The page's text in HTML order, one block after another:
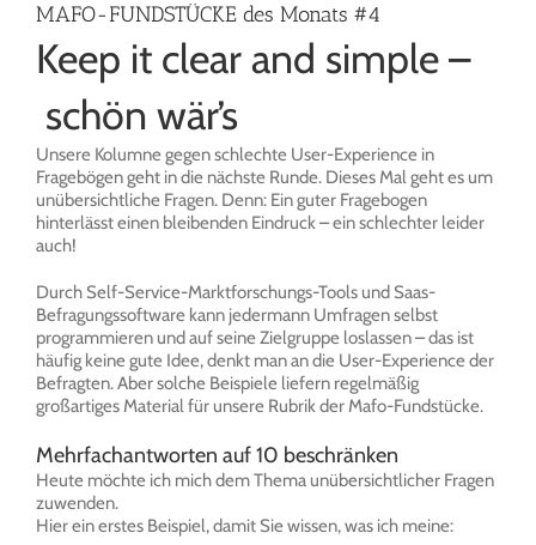
MAFO-FUNDSTÜCKE des Monats #4
Keep it clear and simple –
schön wär’s
Unsere Kolumne gegen schlechte User-Experience in
Fragebögen geht in die nächste Runde. Dieses Mal geht es um
unübersichtliche Fragen. Denn: Ein guter Fragebogen
hinterlässt einen bleibenden Eindruck – ein schlechter leider
auch!
Durch Self-Service-Marktforschungs-Tools und Saas-
Befragungssoftware kann jedermann Umfragen selbst
programmieren und auf seine Zielgruppe loslassen – das ist
häufig keine gute Idee, denkt man an die User-Experience der
Befragten. Aber solche Beispiele liefern regelmäßig
großartiges Material für unsere Rubrik der Mafo-Fundstücke.
Mehrfachantworten auf 10 beschränken
Heute möchte ich mich dem Thema unübersichtlicher Fragen
zuwenden.
Hier ein erstes Beispiel, damit Sie wissen, was ich meine: